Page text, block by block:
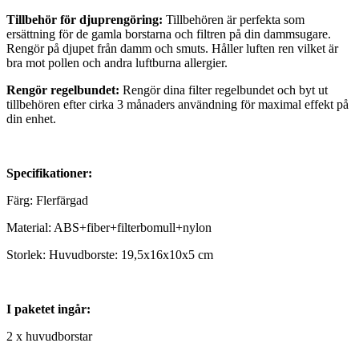
Tillbehör för djuprengöring: Tillbehören är perfekta som
ersättning för de gamla borstarna och filtren på din dammsugare.
Rengör på djupet från damm och smuts. Håller luften ren vilket är
bra mot pollen och andra luftburna allergier.
Rengör regelbundet: Rengör dina filter regelbundet och byt ut
tillbehören efter cirka 3 månaders användning för maximal effekt på
din enhet.
Specifikationer:
Färg: Flerfärgad
Material: ABS+fiber+filterbomull+nylon
Storlek: Huvudborste: 19,5x16x10x5 cm
I paketet ingår:
2 x huvudborstar